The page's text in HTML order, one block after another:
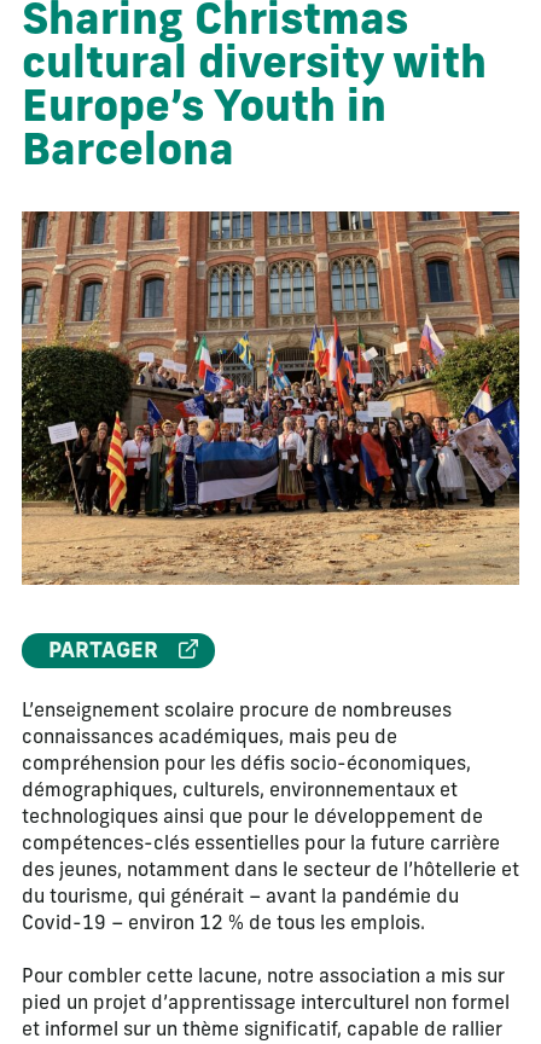
Sharing Christmas
cultural diversity with
Europe’s Youth in
Barcelona
L’enseignement scolaire procure de nombreuses
connaissances académiques, mais peu de
compréhension pour les défis socio-économiques,
démographiques, culturels, environnementaux et
technologiques ainsi que pour le développement de
compétences-clés essentielles pour la future carrière
des jeunes, notamment dans le secteur de l’hôtellerie et
du tourisme, qui générait – avant la pandémie du
Covid-19 – environ 12 % de tous les emplois.
Pour combler cette lacune, notre association a mis sur
pied un projet d’apprentissage interculturel non formel
et informel sur un thème significatif, capable de rallier
PARTAGER